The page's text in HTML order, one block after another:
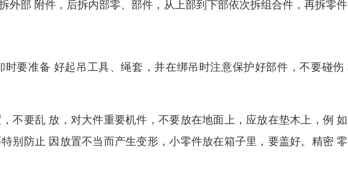
外部 附件，后拆内部零、部件，从上部到下部依次拆组合件，再拆零
要准备 好起吊工具、绳套，并在绑吊时注意保护好部件，不要碰伤
不要乱 放，对大件重要机件，不要放在地面上，应放在垫木上，例
别防止 因放置不当而产生变形，小零件放在箱子里，要盖好。精密